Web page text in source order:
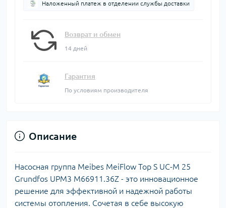
Наложенный платеж в отделении службы доставки
Возврат и обмен
14 дней
Гарантия
По условиям производителя
Описание
Насосная группа Meibes MeiFlow Top S UC-M 25
Grundfos UPM3 M66911.36Z - это инновационное
решение для эффективной и надежной работы
системы отопления. Сочетая в себе высокую